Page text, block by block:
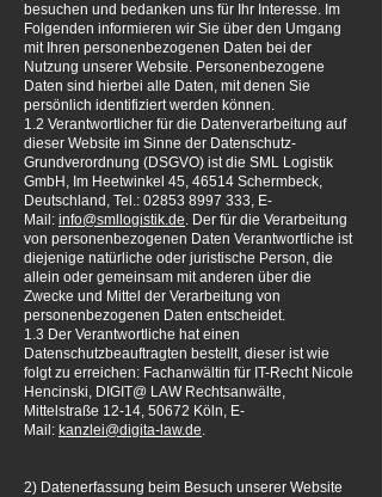
besuchen und bedanken uns für Ihr Interesse. Im
Folgenden informieren wir Sie über den Umgang
mit Ihren personenbezogenen Daten bei der
Nutzung unserer Website. Personenbezogene
Daten sind hierbei alle Daten, mit denen Sie
persönlich identifiziert werden können.
1.2 Verantwortlicher für die Datenverarbeitung auf
dieser Website im Sinne der Datenschutz-
Grundverordnung (DSGVO) ist die SML Logistik
GmbH, Im Heetwinkel 45, 46514 Schermbeck,
Deutschland, Tel.: 02853 8997 333, E-
Mail: info@smllogistik.de. Der für die Verarbeitung
von personenbezogenen Daten Verantwortliche ist
diejenige natürliche oder juristische Person, die
allein oder gemeinsam mit anderen über die
Zwecke und Mittel der Verarbeitung von
personenbezogenen Daten entscheidet.
1.3 Der Verantwortliche hat einen
Datenschutzbeauftragten bestellt, dieser ist wie
folgt zu erreichen: Fachanwältin für IT-Recht Nicole
Hencinski, DIGIT@ LAW Rechtsanwälte,
Mittelstraße 12-14, 50672 Köln, E-
Mail: kanzlei@digita-law.de.
2) Datenerfassung beim Besuch unserer Website